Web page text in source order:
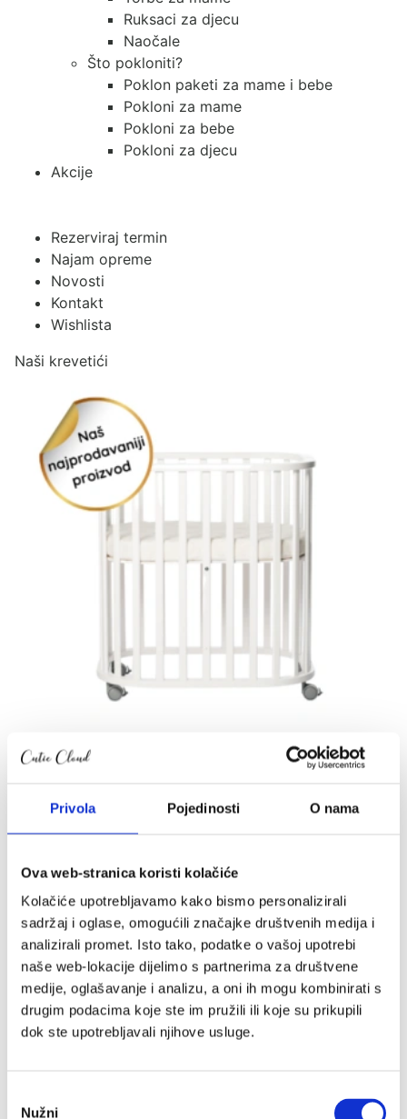
Privola Pojedinosti O nama
Ova web-stranica koristi kolačiće
Kolačiće upotrebljavamo kako bismo personalizirali
sadržaj i oglase, omogućili značajke društvenih medija i
analizirali promet. Isto tako, podatke o vašoj upotrebi
naše web-lokacije dijelimo s partnerima za društvene
medije, oglašavanje i analizu, a oni ih mogu kombinirati s
drugim podacima koje ste im pružili ili koje su prikupili
dok ste upotrebljavali njihove usluge.
Nužni
Ruksaci za djecu
Naočale
Što pokloniti?
Poklon paketi za mame i bebe
Pokloni za mame
Pokloni za bebe
Pokloni za djecu
Akcije
Rezerviraj termin
Najam opreme
Novosti
Kontakt
Wishlista
Naši krevetići
Cutie komplet 4u1 dječji krevetić Bijeli 699.00€